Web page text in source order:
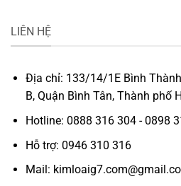
LIÊN HỆ
Địa chỉ: 133/14/1E Bình
B, Quận Bình Tân, Thành phố
Hotline: 0888 316 304 - 0898
Hỗ trợ: 0946 310 316
Mail: